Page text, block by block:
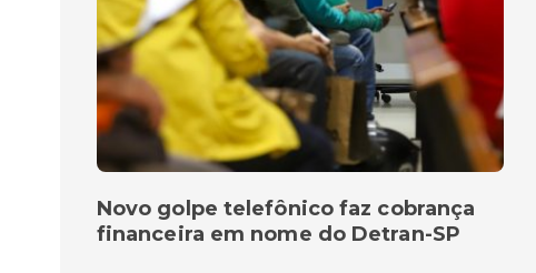
Novo golpe telefônico faz cobrança
financeira em nome do Detran-SP